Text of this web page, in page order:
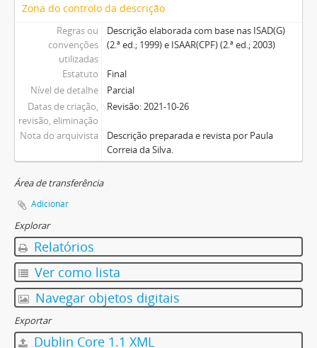
Zona do controlo da descrição
Regras ou
convenções
utilizadas
Descrição elaborada com base nas ISAD(G)
(2.ª ed.; 1999) e ISAAR(CPF) (2.ª ed.; 2003)
Estatuto
Final
Nível de detalhe
Parcial
Datas de criação,
revisão, eliminação
Revisão: 2021-10-26
Nota do arquivista
Descrição preparada e revista por Paula
Correia da Silva.
Área de transferência
Adicionar
Explorar
Relatórios
Ver como lista
Navegar objetos digitais
Exportar
Dublin Core 1.1 XML